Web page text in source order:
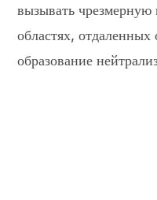
вызывать
областях, отдаленных
образование